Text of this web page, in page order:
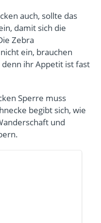
auch, sollte das
damit sich die
Zebra
ein, brauchen
denn ihr Appetit ist fast
Sperre muss
begibt sich, wie
und